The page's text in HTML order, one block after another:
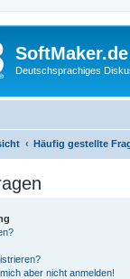
SoftMaker.de
Deutschsprachiges
Häufig gestellte
aber nicht anmelden!